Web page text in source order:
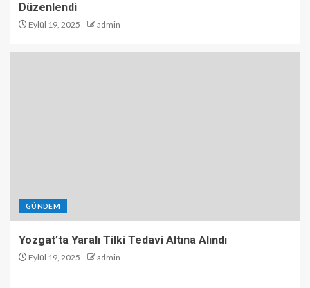
Düzenlendi
Eylül 19, 2025 admin
GÜNDEM
Yozgat’ta Yaralı Tilki Tedavi Altına Alındı
Eylül 19, 2025 admin